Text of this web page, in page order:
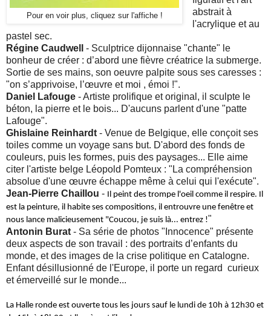
Pour en voir plus, cliquez sur l'affiche !
abstrait à
l'acrylique et au
pastel sec.
Régine Caudwell
- Sculptrice dijonnaise "chante" le
bonheur de créer : d’abord une fièvre créatrice la submerge.
Sortie de ses mains, son oeuvre palpite sous ses caresses :
"on s’apprivoise, l’œuvre et moi , émoi !".
Daniel Lafouge - Artiste prolifique et original, il sculpte le
béton, la pierre et le bois... D'aucuns parlent d'une "patte
Lafouge".
Ghislaine Reinhardt - Venue de Belgique, elle conçoit ses
toiles comme un voyage sans but. D'abord des fonds de
couleurs, puis les formes, puis des paysages... Elle aime
citer l'artiste belge Léopold Pomteux : "La compréhension
absolue d'une œuvre échappe même à celui qui l'exécute".
Jean-Pierre Chaillou - Il peint des trompe l'oeil comme il respire. Il
est la peinture, il habite ses compositions, il entrouvre une fenêtre et
nous lance malicieusement "Coucou, je suis là... entrez !"
Antonin Burat - Sa série de photos "Innocence" présente
deux aspects de son travail : des portraits d’enfants du
monde, et des images de la crise politique en Catalogne.
Enfant désillusionné de l'Europe, il porte un regard curieux
et émerveillé sur le monde...
La Halle ronde est ouverte tous les jours sauf le lundi de 10h à 12h30 et